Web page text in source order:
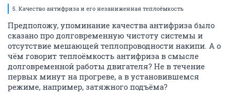
5. Качество антифриза и его незаниженная теплоёмкость
Предположу, упоминание качества антифриза было
сказано про долговременную чистоту системы и
отсутствие мешающей теплопроводности накипи. А о
чём говорит теплоёмкость антифриза в смысле
долговременной работы двигателя? Не в течение
первых минут на прогреве, а в установившемся
режиме, например, затяжного подъёма?